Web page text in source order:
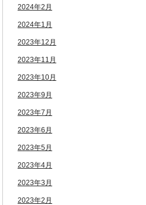
2024年2月
2024年1月
2023年12月
2023年11月
2023年10月
2023年9月
2023年7月
2023年6月
2023年5月
2023年4月
2023年3月
2023年2月